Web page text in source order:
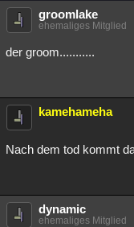
Menschen
Spiritualität
weitere Rubriken
Philosophie
Musik Clash
Übersichten
groomlake
ehemaliges Mitglied
der groom...........
kamehameha
Nach dem tod kommt
dynamic
ehemaliges Mitglied